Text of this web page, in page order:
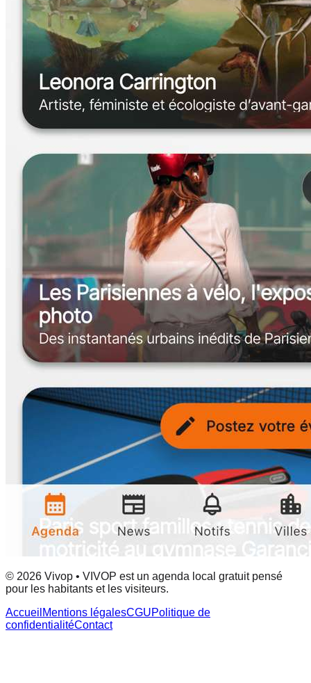
© 2026 Vivop • VIVOP est un agenda local gratuit pensé
pour les habitants et les visiteurs.
Accueil Mentions légalesCGUPolitique de
confidentialitéContact